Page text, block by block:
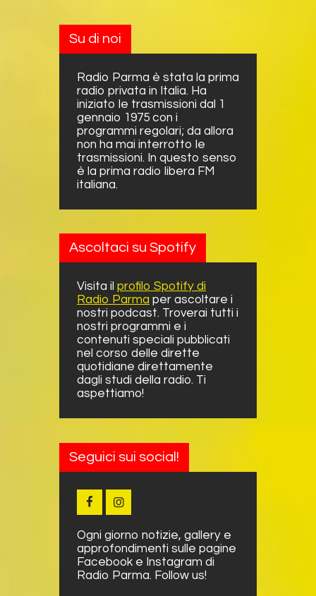
Su di noi
Radio Parma è stata la prima
radio privata in Italia. Ha
iniziato le trasmissioni dal 1
gennaio 1975 con i
programmi regolari; da allora
non ha mai interrotto le
trasmissioni. In questo senso
è la prima radio libera FM
italiana.
Ascoltaci su Spotify
Visita il profilo Spotify di
Radio Parma per ascoltare i
nostri podcast. Troverai tutti i
nostri programmi e i
contenuti speciali pubblicati
nel corso delle dirette
quotidiane direttamente
dagli studi della radio. Ti
aspettiamo!
Seguici sui social!
Ogni giorno notizie, gallery e
approfondimenti sulle pagine
Facebook e Instagram di
Radio Parma. Follow us!